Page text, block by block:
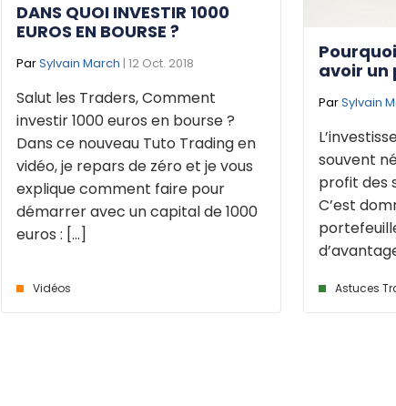
DANS QUOI INVESTIR 1000
EUROS EN BOURSE ?
ParSylvain March | 12 Oct. 2018
Salut les Traders, Comment
investir 1000 euros en bourse ?
Dans ce nouveau Tuto Trading en
vidéo, je repars de zéro et je vous
explique comment faire pour
démarrer avec un capital de 1000
euros : [...]
Vidéos
avoir un
ParSylvain
souvent
profit des
C’est
Astuces